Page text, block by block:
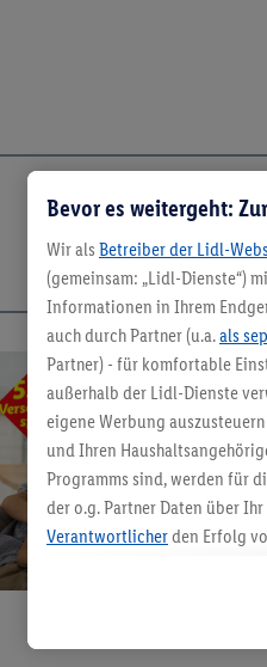
Bevor es weitergeht:
Wir als Betreiber der Lidl-
(gemeinsam: „Lidl-Dienste“)
Informationen in Ihrem
auch durch Partner (u.a.als
Partner) - für komfortable
außerhalb der Lidl-Dienste
eigene Werbung
und Ihren
Programms sind, werden für
der o.g. Partner Daten über
Verantwortlicherden Erfolg
angereicherten Profilen.
Kaufverhalten in den Lidl-
genauen Standortdaten)